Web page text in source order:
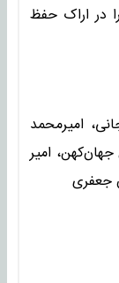
را در اراک حفظ
امیرمحمد
امیر
جعفری